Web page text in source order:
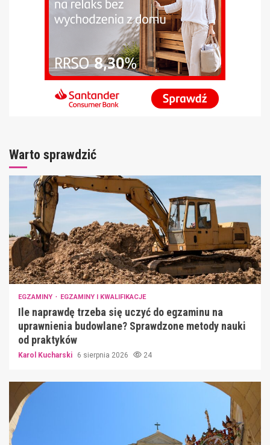
Warto sprawdzić
EGZAMINY EGZAMINY I KWALIFIKACJE
Ile naprawdę trzeba się uczyć do egzaminu na
uprawnienia budowlane? Sprawdzone metody nauki
od praktyków
Karol Kucharski 6 sierpnia 2026 24